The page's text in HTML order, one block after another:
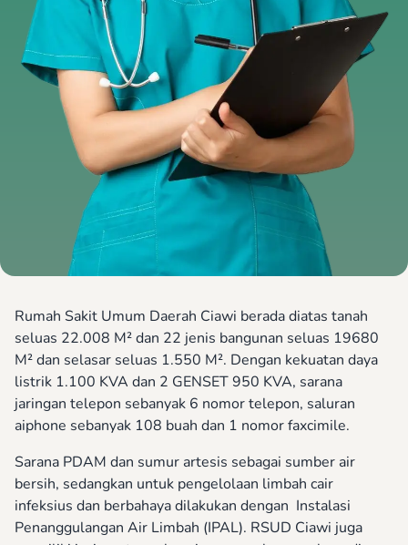
Rumah Sakit Umum Daerah Ciawi berada diatas tanah
seluas 22.008 M² dan 22 jenis bangunan seluas 19680
M² dan selasar seluas 1.550 M². Dengan kekuatan daya
listrik 1.100 KVA dan 2 GENSET 950 KVA, sarana
jaringan telepon sebanyak 6 nomor telepon, saluran
aiphone sebanyak 108 buah dan 1 nomor faxcimile.
Sarana PDAM dan sumur artesis sebagai sumber air
bersih, sedangkan untuk pengelolaan limbah cair
infeksius dan berbahaya dilakukan dengan Instalasi
Penanggulangan Air Limbah (IPAL). RSUD Ciawi juga